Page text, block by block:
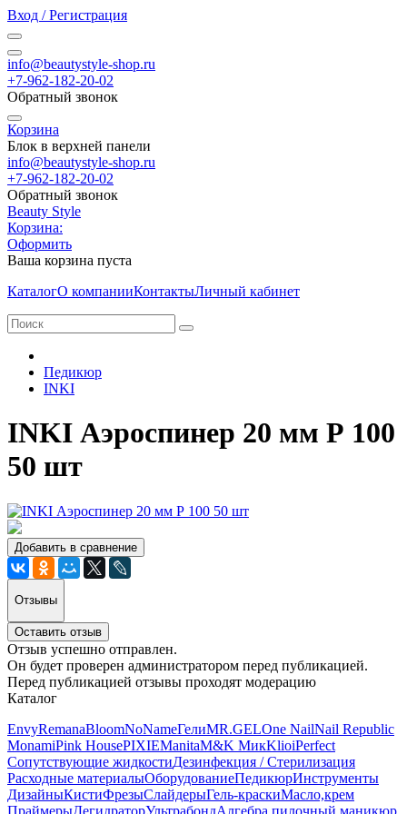
Вход / Регистрация
info@beautystyle-shop.ru
+7-962-182-20-02
Обратный звонок
Корзина
Блок в верхней панели
info@beautystyle-shop.ru
+7-962-182-20-02
Обратный звонок
Beauty Style
Корзина:
Оформить
Ваша корзина пуста
КаталогО компанииКонтактыЛичный кабинет
Педикюр
INKI
INKI Аэроспинер 20 мм Р 100
50 шт
Добавить в сравнение
Отзывы
Оставить отзыв
Отзыв успешно отправлен.
Он будет проверен администратором перед публикацией.
Перед публикацией отзывы проходят модерацию
Каталог
EnvyRemanaBloomNoNameГелиMR.GELOne NailNail Republic
MonamiPink HousePIXIEManitaM&K МикKlioiPerfect
Сопутствующие жидкостиДезинфекция / Стерилизация
Расходные материалыОборудованиеПедикюрИнструменты
ДизайныКистиФрезыСлайдерыГель-краскиМасло,крем
ПраймерыДегидраторУльтрабондАлгебра пилочный маникюр